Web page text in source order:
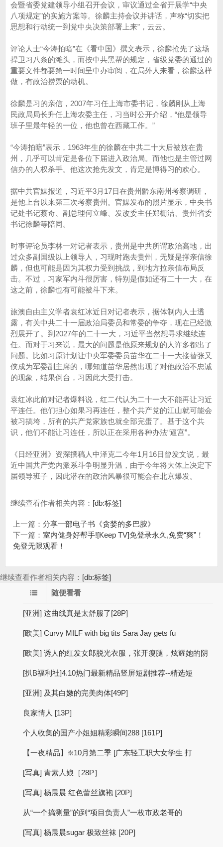
会暨省委党建领导小组召开会议，审议通过全省开展学“中央
八项规定”的实施方案等。徐麟主持会议并讲话，声称“切实把
思想和行动统一到党中央决策部署上来”，云云。
评论人士“今涛拍暗”在《看中国》撰文表示，徐麟抢先了这场
捍卫习八条的滩头，而按中共黑帮的规定，省级党委的通过的
重要文件都要第一时间呈中办审阅，在局外人来看，徐麟这样
做，有政治捞票的动机。
徐麟是习的亲信，2007年习任上海市委书记，徐麟刚从上海
民政局局长升任上海农委主任，习当时公开介绍，“他是领导
班子里最年轻的一位，他也曾在西藏工作。”
“今涛拍暗”表示，1963年生的徐麟在中共二十大后被放在贵
州，几乎可以肯定是备位下届进入政治局。而他也是主管过网
信办的人权杀手。他这次抢先发文，肯定是博得习的欢心。
据中共官媒报道，习近平3月17日在贵州黔东南州考察调研，
是他上台以来第三次考察贵州。官媒发布的照片显示，中央书
记处书记蔡奇、副总理何立峰、发改委主任郑栅洁、贵州省委
书记徐麟等陪同。
时事评论员李林一对记者表示，贵州是中共所谓政治高地，出
过众多副国级以上领导人，习现时跑去贵州，无疑是撑亲信徐
麟，但也可能是因为其权力受到挑战，到地方拉亲信布局反
击。不过，习家军内斗很厉害，特别是假如还有二十一大，在
这之前，徐麟也有可能被斗下来。
旅澳自由主义学者袁红冰近日对记者表示，据体制内人士透
露，有关中共二十一届政治局委员和常委的争夺，现在已经激
烈展开了。到2027年的二十一大，习近平当然想寻求继续连
任。而对于习来说，最大的问题是他原来规划的人许多都出了
问题。比如习原计划让中央军委委员苗华在二十一大接替张又
侠成为军委副主席的，哪知道苗华居然出现了对他政治不忠诚
的现象，结果倒台，习因此大受打击。
袁红冰此前对记者爆料说，红二代认为二十一大不能再让习近
平连任。他们担心如果习再连任，整个共产党的江山就可能会
被习搞垮，所有的共产党家族也就全部完蛋了。基于这个共
识，他们不能让习连任，所以正在采用各种办法“逼宫”。
《日经亚洲》资深撰稿人中泽克二今年1月16日曾发文说，最
近中国共产党内派系斗争明显升温，由于今年将大体上决定下
届领导班子，因此潜在的政治风暴很可能会在北京爆发。
继续查看作者相关内容： [db:标签]
上一篇： 分享一部电子书《贪婪的多巴胺》
下一篇： 室内健身好帮手![Keep TV]免登录永久,免费“爽”！
免登无限观看！
继续查看作者相关内容： [db:标签]
随便看看
[亚洲] 这曲线真是太舒服了[28P]
[欧美] Curvy MILF with big tits Sara Jay gets fu
[欧美] 诱人的红发女郎脱光衣服，张开瘦腿，炫耀她的阴
[扒B福利社]4.10热门最新精品竖屏短剧推荐--精选短
[亚洲] 及其白嫩的完美肉体[49P]
良家情人 [13P]
个人收集的国产小姐姐精彩瞬间288 [161P]
【一夜精品】❇️10月第二季 [广东轻工职大女学生 打
[写真] 青素人娘［28P］
[写真] 杨晨晨 红色蕾丝旗袍 [20P]
从“一个搞测量”的到“项目负责人”一枚市政老哥的
[写真] 杨晨晨sugar 极致丝袜 [20P]